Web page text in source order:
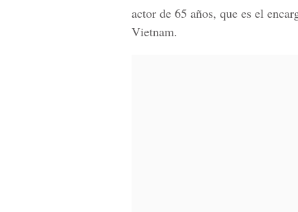
actor de 65 años, que es el
Vietnam.